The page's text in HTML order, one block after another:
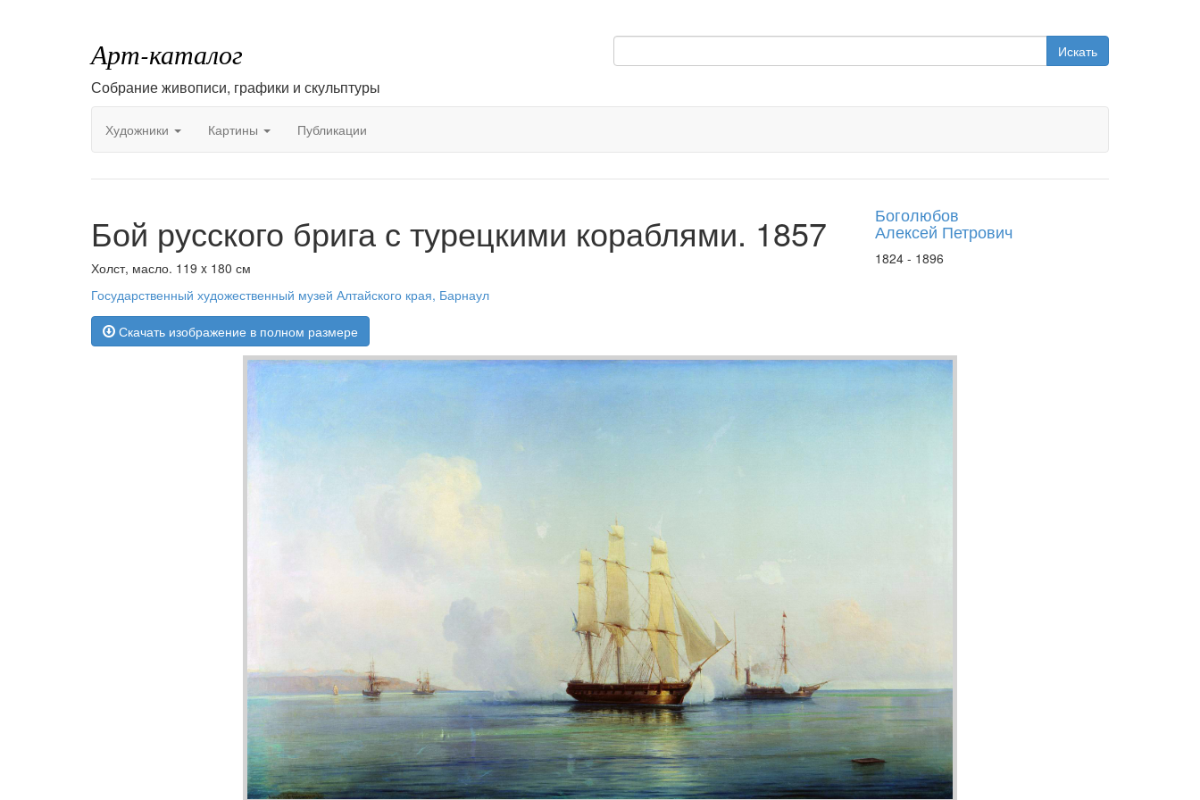
Арт-каталог
Собрание живописи, графики и скульптуры
Искать
Художники Картины Публикации
Бой русского брига с турецкими кораблями. 1857
Холст, масло. 119 x 180 см
Государственный художественный музей Алтайского края, Барнаул
Скачать изображение в полном размере
Боголюбов
Алексей Петрович
1824 - 1896